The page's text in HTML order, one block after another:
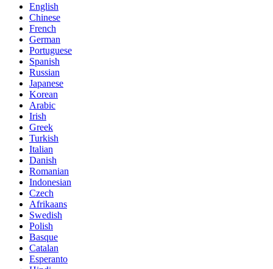
English
Chinese
French
German
Portuguese
Spanish
Russian
Japanese
Korean
Arabic
Irish
Greek
Turkish
Italian
Danish
Romanian
Indonesian
Czech
Afrikaans
Swedish
Polish
Basque
Catalan
Esperanto